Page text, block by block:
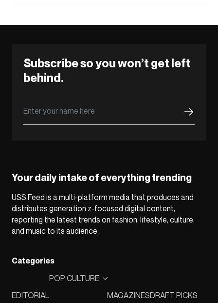
Subscribe so you won’t get left
behind.
Your daily intake of everything trending
USS Feed is a multi-platform media that produces and
distributes generation z-focused digital content,
reporting the latest trends on fashion, lifestyle, culture,
and music to its audience.
Categories
EDITORIAL
POP CULTURE
MAGAZINESDRAFT PICKS